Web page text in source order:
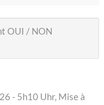
OUI / NON
- 5h10 Uhr, Mise à